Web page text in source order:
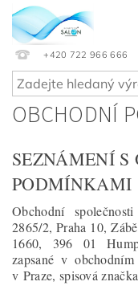
+420 722 966 666
OBCHODNÍ
SEZNÁMENÍ
PODMÍNKAMI
Obchodní
2865/2, Praha 10,
1660, 396 01
zapsané v
v Praze, spisová